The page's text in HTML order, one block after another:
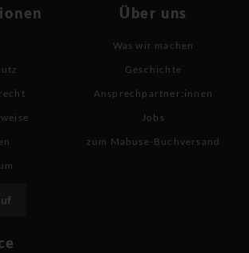
Über uns
Was wir machen
Geschichte
Ansprechpartner:innen
Jobs
zum Mabuse-Buchversand